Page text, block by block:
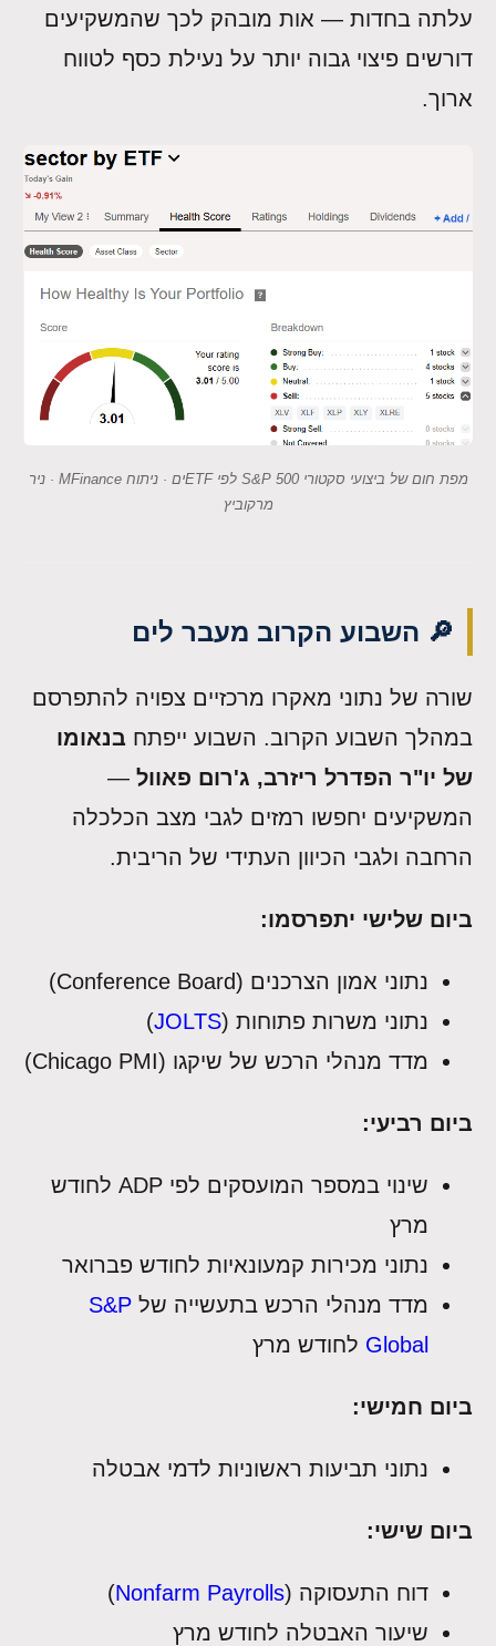
עלתה בחדות — אות מובהק לכך שהמשקיעים
דורשים פיצוי גבוה יותר על נעילת כסף לטווח
ארוך.
מפת חום של ביצועי סקטורי S&P 500 לפי ETFים · ניתוח MFinance · ניר
מרקוביץ
🔎 השבוע הקרוב מעבר לים
שורה של נתוני מאקרו מרכזיים צפויה להתפרסם
במהלך השבוע הקרוב. השבוע ייפתח בנאומו
של יו"ר הפדרל ריזרב, ג'רום פאוול —
המשקיעים יחפשו רמזים לגבי מצב הכלכלה
הרחבה ולגבי הכיוון העתידי של הריבית.
ביום שלישי יתפרסמו:
נתוני אמון הצרכנים (Conference Board)
נתוני משרות פתוחות (JOLTS
)
מדד מנהלי הרכש של שיקגו (Chicago PMI)
ביום רביעי:
שינוי במספר המועסקים לפי ADP לחודש
מרץ
נתוני מכירות קמעונאיות לחודש פברואר
מדד מנהלי הרכש בתעשייה של S&P
Global לחודש מרץ
ביום חמישי:
נתוני תביעות ראשוניות לדמי אבטלה
ביום שישי:
דוח התעסוקה (Nonfarm Payrolls
)
שיעור האבטלה לחודש מרץ